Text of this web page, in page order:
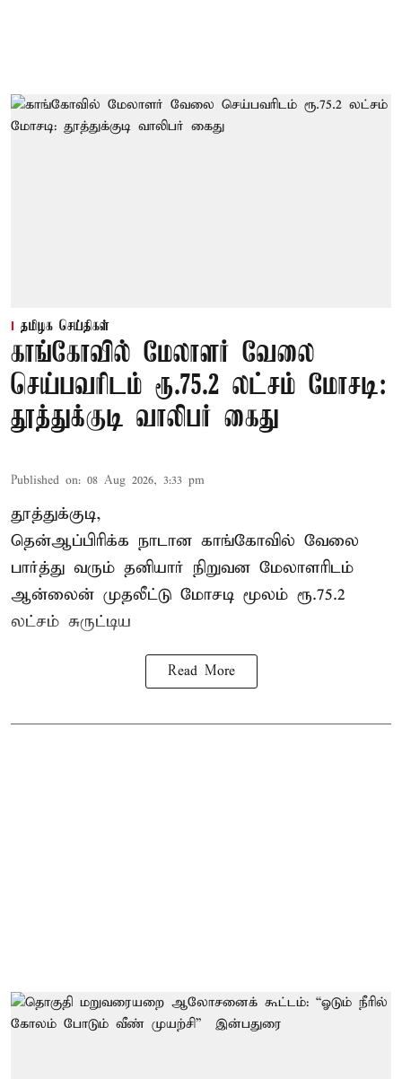
தமிழக செய்திகள்
காங்கோவில் மேலாளர் வேலை
செய்பவரிடம் ரூ.75.2 லட்சம் மோசடி:
தூத்துக்குடி வாலிபர் கைது
Published on: 08 Aug 2026, 3:33 pm
தூத்துக்குடி,
தென்ஆப்பிரிக்க நாடான காங்கோவில் வேலை
பார்த்து வரும் தனியார் நிறுவன மேலாளரிடம்
ஆன்லைன் முதலீட்டு மோசடி மூலம் ரூ.75.2
லட்சம் சுருட்டிய
Read More